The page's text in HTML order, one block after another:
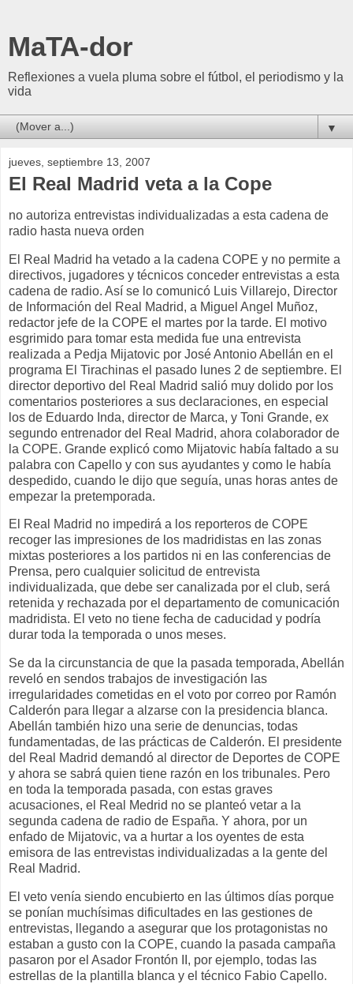
MaTA-dor
Reflexiones a vuela pluma sobre el fútbol, el periodismo y la
vida
▼
jueves, septiembre 13, 2007
El Real Madrid veta a la Cope
no autoriza entrevistas individualizadas a esta cadena de
radio hasta nueva orden
El Real Madrid ha vetado a la cadena COPE y no permite a
directivos, jugadores y técnicos conceder entrevistas a esta
cadena de radio. Así se lo comunicó Luis Villarejo, Director
de Información del Real Madrid, a Miguel Angel Muñoz,
redactor jefe de la COPE el martes por la tarde. El motivo
esgrimido para tomar esta medida fue una entrevista
realizada a Pedja Mijatovic por José Antonio Abellán en el
programa El Tirachinas el pasado lunes 2 de septiembre. El
director deportivo del Real Madrid salió muy dolido por los
comentarios posteriores a sus declaraciones, en especial
los de Eduardo Inda, director de Marca, y Toni Grande, ex
segundo entrenador del Real Madrid, ahora colaborador de
la COPE. Grande explicó como Mijatovic había faltado a su
palabra con Capello y con sus ayudantes y como le había
despedido, cuando le dijo que seguía, unas horas antes de
empezar la pretemporada.
El Real Madrid no impedirá a los reporteros de COPE
recoger las impresiones de los madridistas en las zonas
mixtas posteriores a los partidos ni en las conferencias de
Prensa, pero cualquier solicitud de entrevista
individualizada, que debe ser canalizada por el club, será
retenida y rechazada por el departamento de comunicación
madridista. El veto no tiene fecha de caducidad y podría
durar toda la temporada o unos meses.
Se da la circunstancia de que la pasada temporada, Abellán
reveló en sendos trabajos de investigación las
irregularidades cometidas en el voto por correo por Ramón
Calderón para llegar a alzarse con la presidencia blanca.
Abellán también hizo una serie de denuncias, todas
fundamentadas, de las prácticas de Calderón. El presidente
del Real Madrid demandó al director de Deportes de COPE
y ahora se sabrá quien tiene razón en los tribunales. Pero
en toda la temporada pasada, con estas graves
acusaciones, el Real Medrid no se planteó vetar a la
segunda cadena de radio de España. Y ahora, por un
enfado de Mijatovic, va a hurtar a los oyentes de esta
emisora de las entrevistas individualizadas a la gente del
Real Madrid.
El veto venía siendo encubierto en las últimos días porque
se ponían muchísimas dificultades en las gestiones de
entrevistas, llegando a asegurar que los protagonistas no
estaban a gusto con la COPE, cuando la pasada campaña
pasaron por el Asador Frontón II, por ejemplo, todas las
estrellas de la plantilla blanca y el técnico Fabio Capello.